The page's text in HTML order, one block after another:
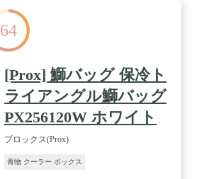
64
[Prox] 鰤バッグ 保冷ト
ライアングル鰤バッグ
PX256120W ホワイト
プロックス(Prox)
青物 クーラー ボックス